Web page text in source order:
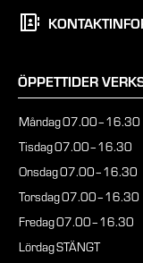
ÖPPETTIDER
Måndag07.00–16.30
Tisdag07.00–16.30
Onsdag07.00–16.30
Torsdag07.00–16.30
Fredag07.00–16.30
LördagSTÄNGT